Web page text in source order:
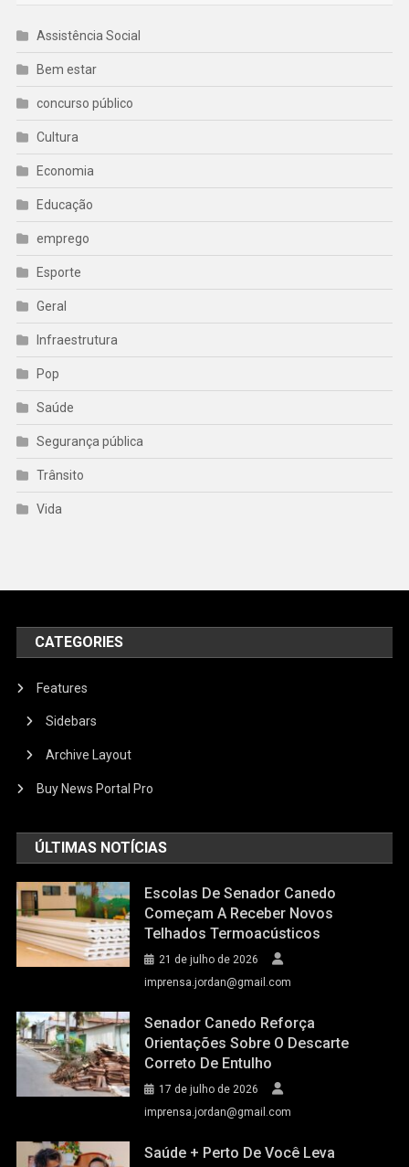
Assistência Social
Bem estar
concurso público
Cultura
Economia
Educação
emprego
Esporte
Geral
Infraestrutura
Pop
Saúde
Segurança pública
Trânsito
Vida
CATEGORIES
Features
Sidebars
Archive Layout
Buy News Portal Pro
ÚLTIMAS NOTÍCIAS
Escolas De Senador Canedo
Começam A Receber Novos
Telhados Termoacústicos
21 de julho de 2026
imprensa.jordan@gmail.com
Senador Canedo Reforça
Orientações Sobre O Descarte
Correto De Entulho
17 de julho de 2026
imprensa.jordan@gmail.com
Saúde + Perto De Você Leva